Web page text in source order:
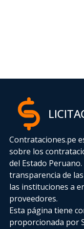
Contrataciones.pe
sobre los
del Estado
transparencia de
las instituciones a
proveedores.
Esta página tiene
proporcionada por